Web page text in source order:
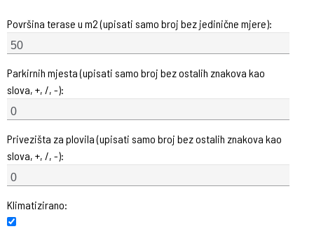
Površina terase u m2 (upisati samo broj bez jedinične mjere):
Parkirnih mjesta (upisati samo broj bez ostalih znakova kao
slova, +, /, -):
Privezišta za plovila (upisati samo broj bez ostalih znakova kao
slova, +, /, -):
Klimatizirano: